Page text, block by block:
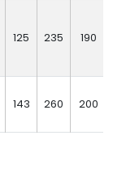
125 235 190
143 260 200